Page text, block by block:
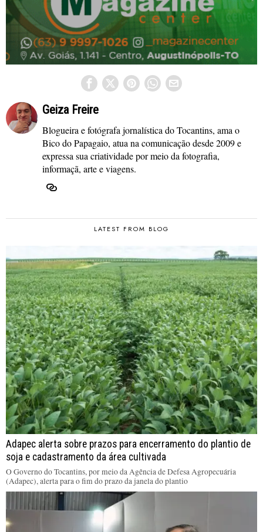
Geiza Freire
Blogueira e fotógrafa jornalística do Tocantins, ama o
Bico do Papagaio, atua na comunicação desde 2009 e
expressa sua criatividade por meio da fotografia,
informaçã, arte e viagens.
LATEST FROM BLOG
Adapec alerta sobre prazos para encerramento do plantio de
soja e cadastramento da área cultivada
O Governo do Tocantins, por meio da Agência de Defesa Agropecuária
(Adapec), alerta para o fim do prazo da janela do plantio